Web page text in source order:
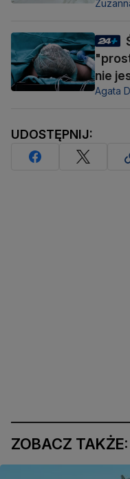
nie
Agata
UDOSTĘPNIJ:
ZOBACZ TAKŻE: